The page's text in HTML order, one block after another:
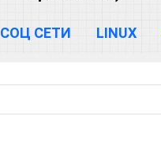
СОЦ СЕТИ LINUX